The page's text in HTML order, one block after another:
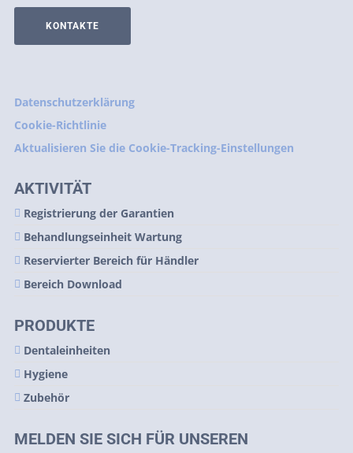
KONTAKTE
Datenschutzerklärung
Cookie-Richtlinie
Aktualisieren Sie die Cookie-Tracking-Einstellungen
AKTIVITÄT
Registrierung der Garantien
Behandlungseinheit Wartung
Reservierter Bereich für Händler
Bereich Download
PRODUKTE
Dentaleinheiten
Hygiene
Zubehör
MELDEN SIE SICH FÜR UNSEREN